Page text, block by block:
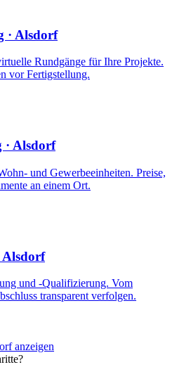
· Alsdorf
Rundgänge für Ihre Projekte.
vor Fertigstellung.
· Alsdorf
und Gewerbeeinheiten. Preise,
an einem Ort.
Alsdorf
und -Qualifizierung. Vom
transparent verfolgen.
anzeigen